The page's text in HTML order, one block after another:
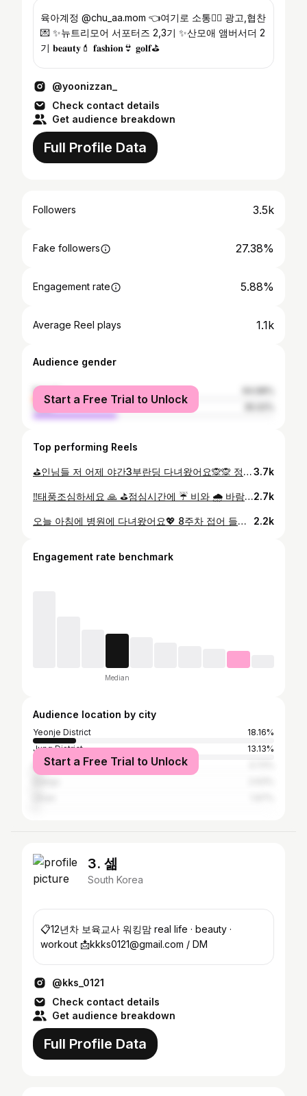
육아계정 @chu_aa.mom 👈여기로 소통🙆‍♀️ 광고,협찬
💌 ✨️뉴트리모어 서포터즈 2,3기 ✨️산모애 앰버서더 2
기 𝐛𝐞𝐚𝐮𝐭𝐲💄 𝐟𝐚𝐬𝐡𝐢𝐨𝐧👙 𝐠𝐨𝐥𝐟⛳️
@yoonizzan_
Check contact details
Get audience breakdown
Full Profile Data
Followers 3.5k
Fake followers 27.38%
Engagement rate 5.88%
Average Reel plays 1.1k
Audience gender
female
male
Start a Free Trial to Unlock
Top performing Reels
⛳️인님들 저 어제 야간3부란딩 다녀왔어요🙊🙊 정규 18홀라운딩은 이번이 3~4번째 되는거같아요! (오래되서 기억조차 잘안나네...머쓱) 쓔아낳기전 7년전어ㅣ 한두달 치고 한달 전부터 다시 레슨 시작해써요💖 부족한 실력에 란딩한번 다녀왔네요☺️ 진짜 땀이 많아서 폭풍땀 💦 흘려찌만ㅋㅋㅋㅋ 무엇보다 실력이 안되니 땀을 많이 흘렸겠죠😅 그래서 진짜 연습 더 열심히 해야겠다 싶더라구요😳 이모부와 함께 갔는데 폭풍잔소리듣고😆😆 담에는 실력을 더 많이 쌓아서 가야겠어요! 여기는 좁아서 엄청 어렵다는데 울팀에서 이글도 나왓찌모예요😎✨️ 과연 누가했을까....ㅋㅋㅋ ✨️라운딩 나가니 너무 좋더라구요🙊 다른 망샷들도 조금씩 풀어도 되겟죠....?🤣🤣 오늘 벌써 불금이예요‼️ 즐거운 주말맞이 잘되고 계신가요🫶 전 오널 아구찜에 한잔해야게쏘요.. 푸핫😆 #골린이성장일기 #골프스윙 #골린이성장일기⛳️ #골린이 #유니짠골프 #골린이연습 #골프소통 #골프중독 #골프릴스 #골프패션 #어뉴 #골프소통환영 #골프스타그램3.7k
‼️태풍조심하세요 🙏 ⛳️점심시간에 ☔️ 비와 🌧 바람이 심하지않아서 3번스윙을 만들기 위해 연습장 다녀와써요😆😆 연습 막바지되니 비바람이 몰아치고 바람이 엄청 불더라구요. (비쏟아지는 소리😳😳) 4시부터는 안전상으로 휴장된다고 해서 저는 그전에 무사히?? 다녀왔어요☺️ ✨️진짜 레슨의 중요성인거죠🥹🥹 한달반 정도 되었는데 이제 클럽던지는 느낌이 올까말까 하는고예요 👉👈 내일은 아예 휴장이라니 태풍대비해야 될거같아요. ⚠️제 6호 태풍 '카눈'은 느리고, 강력하게 오래가는 태풍이래요. 기상 상황을 수시로 ✔️체크하고 위험한곳에는 접근을 하지 않는게 좋을거 같아요. 집에서 태풍대비를 하며 하천근처나 하수구 주변에 주차되어 있는 차량은 이동시키는게 좋을거 같아요. ✨️국민재난안전포털 , 안전디딤돌 APP을 설치하여 태풍경로도 지켜보는게 도움될거같아요. 이번 태풍 카눈은 아무도 다치지 않고 무사히 넘어갔으면 좋겠어요 안전이 가장중요해요‼️ #태풍카눈 #태풍카눈북상중 #태풍조심 #골프스윙 #골린이성장일기⛳️ #골린이 #골린이성장일기 #골프중독 #골프소통환영 #골프소통 #골프릴스 #해운대골프레슨추천 #해운대골프 #유니짠골프2.7k
오늘 아침에 병원에 다녀왔어요💖 8주차 접어 들어서 팔, 다리까지 확인하고 왔어요! 징짜 첫째때는 몰랐는데 뱃속에서 하루가 다르게 넘 금방 크는거 같아요😆 이제 젤리곰🐻 모양을 조금씩 갖추고있더라구요😆 가끔 배에 통증이 많아서 여쭤보니 자궁이 많이 부어있어서 때때로 쥐어짜는 고통이 많을거라고 하더라구요😭 8주가 지나면 부엇던 자궁이 줄어들테니 이제는 좀 덜할꺼라고 하시더라구요☺️ ✨️처음 👶아기가 생기고 제일 다들 궁금해하는점이 성별아니겠어요?!?!?! 저는 느낌이 둘째는 아들일거 같더라구요. 꿈속에서도 저의 조상분이신지?? 할아버지 한분이 보고왔다며 아들이라고 하던데 ...... 저는 사실 딸이었으면 좋겠거든요🤣🤣🤣 그런데 성별을 심장소리로 구분할수있다고 하더라구요?? 처음 심장소리를 들었을때도 오늘 8주차 심장소리도 한결같은 소리더라구요!! 무슨소리로 들리세요????!!!!!😳😳😳 🚂 기차소리는 '아들' 🐎 말발굽소리는 '딸' 이라는 말! 들어보셨어요??😳 저의 뱃속에 로또의 심장소리를 들어보니 츄쿠 츄쿠 츄쿠 엄청 우렁찬🤣🤣🤣 🚂기차소리로 들리는거 같아요. 다른 아기의 심장소리를 들어보면 다그닥다그닥~?! 요런 심장소리도 들리더라구요!!!! 성별은 16주쯤에 알수 있지만🫶 재미로 심장소리로 예상한번 해봤어요 ˃̵͈̑ᴗ˂̵͈̑ 과학적 근거가 없는ㅋㅋㅋㅋ심장소리로 예측해보았어요! 기대하거나 예상은 할수있자나요💖 오늘 ☔️ 비오는 금요일 즐거운 🔥불금 보내세요 ଘ꒰ ⑅ᑊ·̮ᑊ꒱◞ •*¨*•.¸¸ #메가벨벳콜라겐공구중 #임산부일상 #예비맘 #성별확인 #유니짠일상 #예비맘소통 2.2k
Engagement rate benchmark
Median
Audience location by city
Yeonje District
18.16%
Jung District
13.13%
Incheon
Start a Free Trial to Unlock
3. 셂
South Korea
📋12년차 보육교사 워킹맘 real life · beauty ·
workout 📩kkks0121@gmail.com / DM
@kks_0121
Check contact details
Get audience breakdown
Full Profile Data